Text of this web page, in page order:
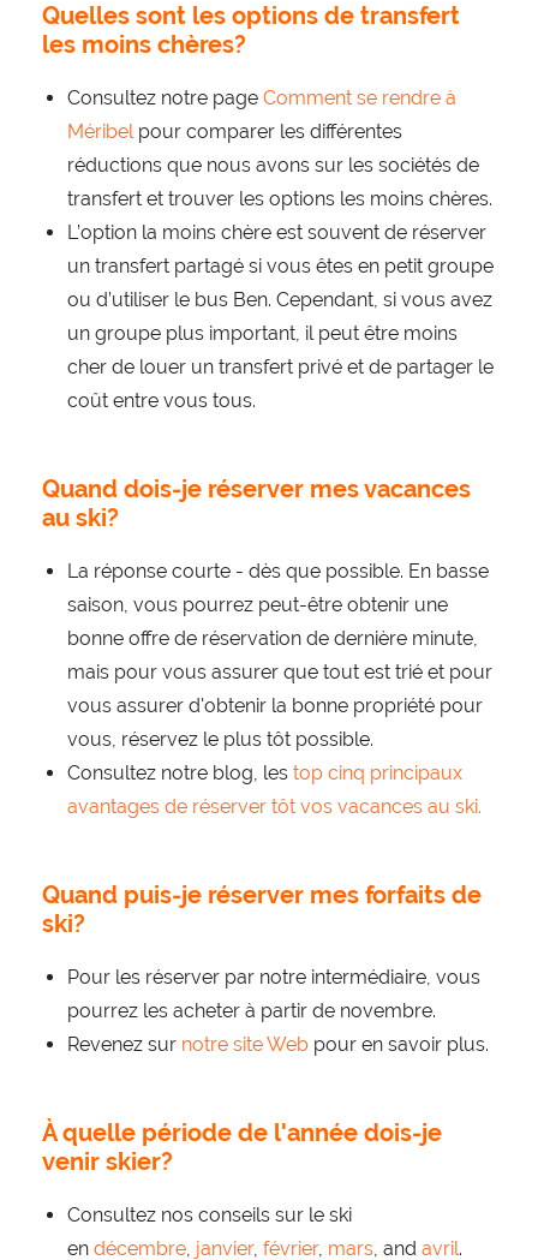
Quelles sont les options de transfert
les moins chères?
Consultez notre page Comment se rendre à
Méribelpour comparer les différentes
réductions que nous avons sur les sociétés de
transfert et trouver les options les moins chères.
L’option la moins chère est souvent de réserver
un transfert partagé si vous êtes en petit groupe
ou d’utiliser le bus Ben. Cependant, si vous avez
un groupe plus important, il peut être moins
cher de louer un transfert privé et de partager le
coût entre vous tous.
Quand dois-je réserver mes vacances
au ski?
La réponse courte - dès que possible. En basse
saison, vous pourrez peut-être obtenir une
bonne offre de réservation de dernière minute,
mais pour vous assurer que tout est trié et pour
vous assurer d'obtenir la bonne propriété pour
vous, réservez le plus tôt possible.
Consultez notre blog, les top cinq principaux
avantages de réserver tôt vos vacances au ski.
Quand puis-je réserver mes forfaits de
ski?
Pour les réserver par notre intermédiaire, vous
pourrez les acheter à partir de novembre.
Revenez sur notre site Web pour en savoir plus.
À quelle période de l'année dois-je
venir skier?
Consultez nos conseils sur le ski
en décembre, janvier, février, mars, and avril.